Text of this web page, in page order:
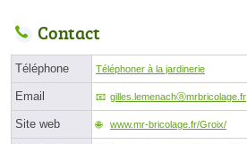
Contact
Téléphone Téléphoner à la jardinerie
Email gilles.lemenachⓐmrbricolage.fr
Site web www.mr-bricolage.fr/Groix/